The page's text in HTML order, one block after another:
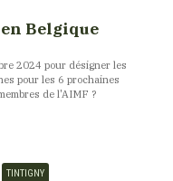
Belgique
2024 pour désigner les
pour les 6 prochaines
de l'AIMF ?
TINTIGNY